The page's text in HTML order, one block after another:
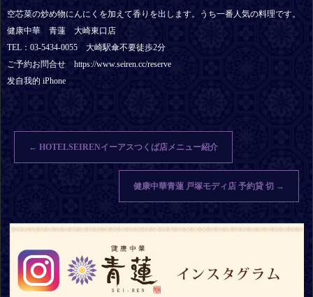
空芯菜の炒め物にんにくを加えて香りを出します。うち一番人気の料理です。
健康中華 青蓮 大崎東口店
TEL：03-5434-0055 大崎駅傘不要徒歩2分
ご予約お問合せ https://www.seiren.cc/reserve
发自我的 iPhone
← HOTELSEIRENイーアスつくば店メニュー紹介
健康中華青蓮 戸塚モディ店 予約貸 切 →